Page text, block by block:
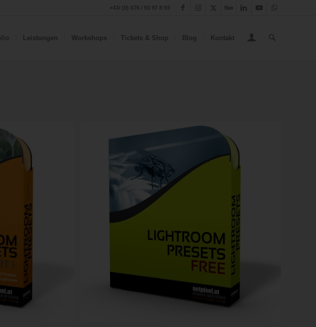
+43/ (0) 676 / 93 97 8 93
Leistungen Workshops Tickets & Shop Blog Kontakt